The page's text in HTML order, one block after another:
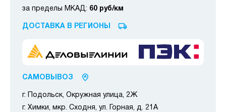
за пределы МКАД: 60 руб/км
ДОСТАВКА В РЕГИОНЫ
САМОВЫВОЗ
г. Подольск, Окружная улица, 2Ж
г. Химки, мкр. Сходня, ул. Горная, д. 21А